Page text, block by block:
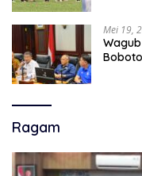
Mei 19,
Ragam